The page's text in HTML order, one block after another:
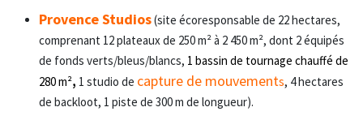
Provence Studios(site écoresponsable de 22 hectares,
comprenant 12 plateaux de 250 m² à 2 450 m², dont 2 équipés
de fonds verts/bleus/blancs, 1 bassin de tournage chauffé de
280 m², 1 studio de capture de mouvements, 4 hectares
de backloot, 1 piste de 300 m de longueur).